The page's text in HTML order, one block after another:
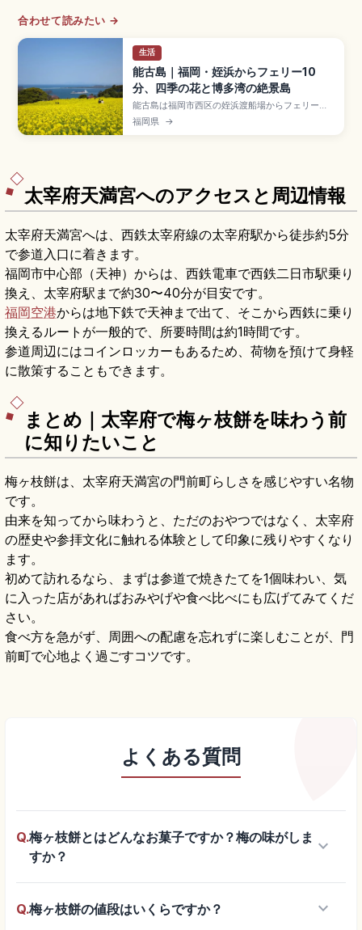
合わせて読みたい →
生活
能古島｜福岡・姪浜からフェリー10
分、四季の花と博多湾の絶景島
能古島は福岡市西区の姪浜渡船場からフェリーで
約10分、周囲約12kmの離島で、博多湾に浮かぶ
花の島として人気。のこのしまアイランドパーク
福岡県 →
太宰府天満宮へのアクセスと周辺情報
太宰府天満宮へは、西鉄太宰府線の太宰府駅から徒歩約5分
で参道入口に着きます。
福岡市中心部（天神）からは、西鉄電車で西鉄二日市駅乗り
換え、太宰府駅まで約30〜40分が目安です。
福岡空港からは地下鉄で天神まで出て、そこから西鉄に乗り
換えるルートが一般的で、所要時間は約1時間です。
参道周辺にはコインロッカーもあるため、荷物を預けて身軽
に散策することもできます。
まとめ｜太宰府で梅ヶ枝餅を味わう前
に知りたいこと
梅ヶ枝餅は、太宰府天満宮の門前町らしさを感じやすい名物
です。
由来を知ってから味わうと、ただのおやつではなく、太宰府
の歴史や参拝文化に触れる体験として印象に残りやすくなり
ます。
初めて訪れるなら、まずは参道で焼きたてを1個味わい、気
に入った店があればおみやげや食べ比べにも広げてみてくだ
さい。
食べ方を急がず、周囲への配慮を忘れずに楽しむことが、門
前町で心地よく過ごすコツです。
よくある質問
Q.梅ヶ枝餅とはどんなお菓子ですか？梅の味がしま
すか？
keyboard_arrow_down
Q.梅ヶ枝餅の値段はいくらですか？ keyboard_arrow_down